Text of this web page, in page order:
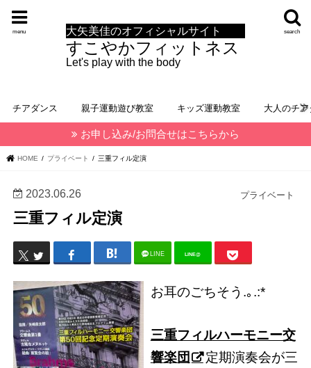
大矢美佳のオフィシャルサイト
すこやかフィットネス
Let's play with the body
search
menu
チアダンス 親子運動遊び教室 キッズ運動教室 大人のチ
お申し込み/お問合せはこちらから
HOME プライベート 三重フィル定演
プライベート
2023.06.26
三重フィル定演
LINE LINE@
お耳のごちそう.｡.:*
三重フィルハーモニー交
響楽団
定期演奏会が三